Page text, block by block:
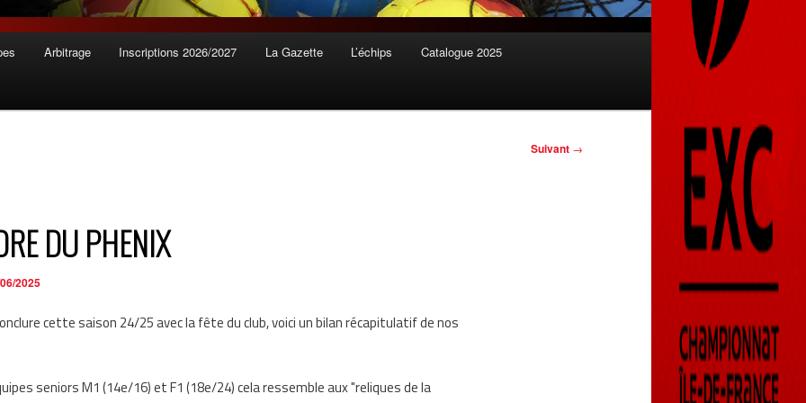
Arbitrage Inscriptions 2026/2027 La Gazette L’échips Catalogue 2025
Suivant →
DU PHENIX
2025
cette saison 24/25 avec la fête du club, voici un bilan récapitulatif de nos
seniors M1 (14e/16) et F1 (18e/24) cela ressemble aux "reliques de la